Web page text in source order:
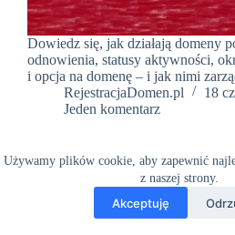
Używamy plików cookie, aby zapewnić
z naszej strony.
Akceptuję
Dowiedz się, jak działają domeny
odnowienia, statusy aktywności,
i opcja na domenę – i jak nimi
RejestracjaDomen.pl
18
Jeden komentarz
Copyright RejestracjaDomen.pl © 2026